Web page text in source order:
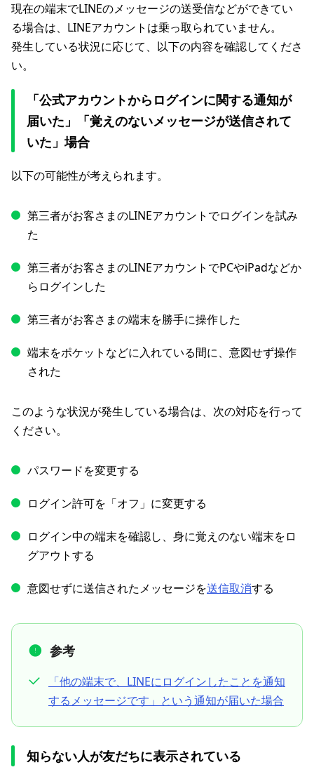
現在の端末でLINEのメッセージの送受信などができてい
る場合は、LINEアカウントは乗っ取られていません。
発生している状況に応じて、以下の内容を確認してくださ
い。
「公式アカウントからログインに関する通知が
届いた」「覚えのないメッセージが送信されて
いた」場合
以下の可能性が考えられます。
第三者がお客さまのLINEアカウントでログインを試み
た
第三者がお客さまのLINEアカウントでPCやiPadなどか
らログインした
第三者がお客さまの端末を勝手に操作した
端末をポケットなどに入れている間に、意図せず操作
された
このような状況が発生している場合は、次の対応を行って
ください。
パスワードを変更する
ログイン許可を「オフ」に変更する
ログイン中の端末を確認し、身に覚えのない端末をロ
グアウトする
意図せずに送信されたメッセージを送信取消する
参考
「他の端末で、LINEにログインしたことを通知
するメッセージです」という通知が届いた場合
知らない人が友だちに表示されている